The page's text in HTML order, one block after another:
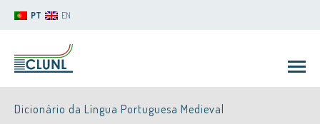
PT EN
Dicionário da Língua Portuguesa Medieval